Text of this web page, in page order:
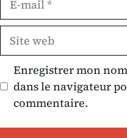
mail
Site
web
Enregistrer mon
dans le navigateur
commentaire.